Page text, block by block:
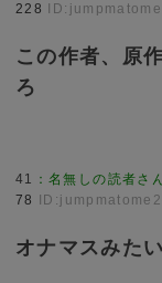
228
この作者、原
ろ
41 ：名無しの読者さ
78
オナマスみた